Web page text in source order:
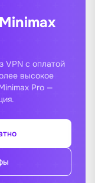
VPN с оплатой
высокое
Pro —